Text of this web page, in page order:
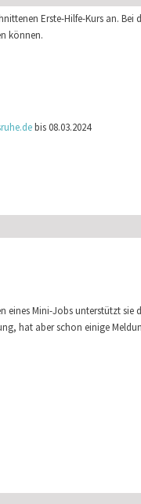
Erste-Hilfe-Kurs an. Bei
können.
bis 08.03.2024
eines Mini-Jobs unterstützt sie
hat aber schon einige